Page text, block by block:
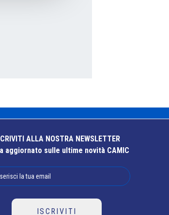
ALLA NOSTRA NEWSLETTER
aggiornato sulle ultime novità CAMIC
ISCRIVITI